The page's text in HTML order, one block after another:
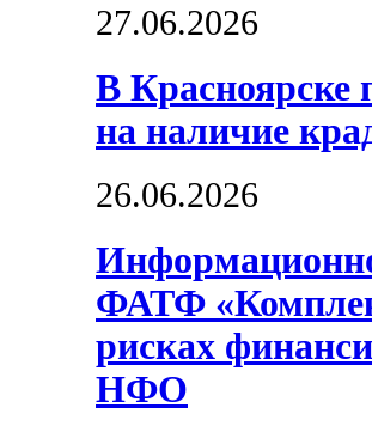
27.06.2026
В Красноярске
на наличие
26.06.2026
ФАТФ
рисках
НФО